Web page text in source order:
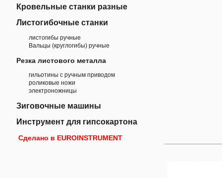
Кровельные станки разные
Листогибочные станки
листогибы ручные
Вальцы (круглогибы) ручные
Резка листового металла
гильотины с ручным приводом
роликовые ножи
электроножницы
Зиговочные машины
Инструмент для гипсокартона
Сделано в EUROINSTRUMENT